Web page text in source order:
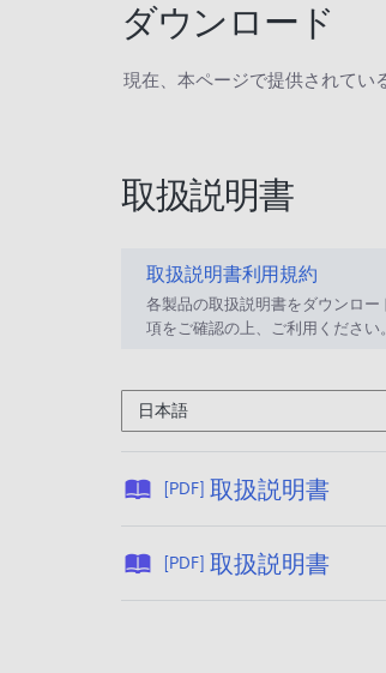
ダウンロード
現在、本ページで提供されてい
取扱説明書
取扱説明書利用規約
各製品の取扱説明書をダウンロ
項をご確認の上、ご利用ください。
日本語
[PDF] 取扱説明書公
:
2
[PDF] 取扱説明書公